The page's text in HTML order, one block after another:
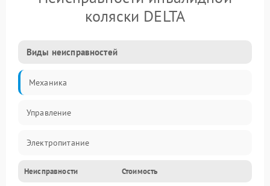
коляски DELTA
Виды неисправностей
Механика
Управление
Электропитание
Привод
Неисправности Стоимость